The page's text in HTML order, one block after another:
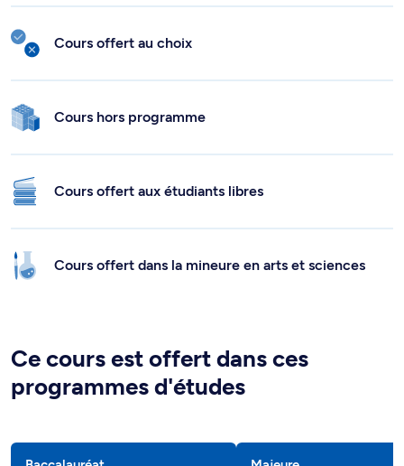
Cours offert au choix
Cours hors programme
Cours offert aux étudiants libres
Cours offert dans la mineure en arts et sciences
Ce cours est offert dans ces
programmes d'études